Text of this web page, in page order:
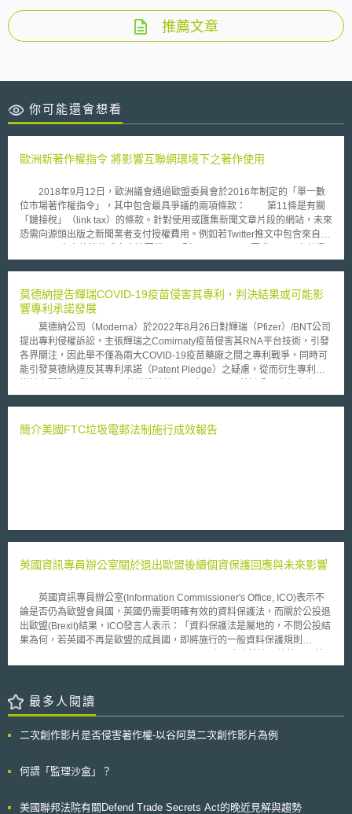
推薦文章
你可能還會想看
歐洲新著作權指令 將影響互聯網環境下之著作使用
2018年9月12日，歐洲議會通過歐盟委員會於2016年制定的「單一數
位市場著作權指令」，其中包含最具爭議的兩項條款： 第11條是有關
「鏈接稅」（link tax）的條款。針對使用或匯集新聞文章片段的網站，未來
恐需向源頭出版之新聞業者支付授權費用。例如若Twitter推文中包含來自
權費用。 第13條則是有關「上傳過濾器」（upload filter）或稱
者侵害著作權的監控責任，要求如Google和Facebook等業者，須使用強制
內容過濾的軟體以清除違規行為，且須建立快速刪除機制，避免侵害著作
洲議會之間的非正式談判。這三個組織將決定最終版本，約2018年12月提
交給歐盟法律事務委員會，最後於2019年1月再回到歐洲議會進行投票。
歐盟指令本身雖不是法律，如何解釋立法也將取決於各國，惟透過本次
歐洲議會的結果，可預見未來在歐洲市場，對於著作權人的保護與使用者的
莫德納提告輝瑞COVID-19疫苗侵害其專利，判決結果或可能影
響專利承諾發展
莫德納公司（Moderna）於2022年8月26日對輝瑞（Pfizer）/BNT公司
提出專利侵權訴訟，主張輝瑞之Comirnaty疫苗侵害其RNA平台技術，引發
各界關注，因此舉不僅為兩大COVID-19疫苗藥廠之間之專利戰爭，同時可
能引發莫德納違反其專利承諾（Patent Pledge）之疑慮，從而衍生專利承
承諾：「於大流行繼續的同時，莫德納不會針對那些旨在製造對抗大流行疫
於2022年3月7日，莫德納更改其承諾（第二次專利承諾），永遠不會針對
共授權」（public license）行為，為專利權之書面授權且適用於任何希望
（promissory estoppel）之法理，亦不能隨意撤回該承諾或追溯撤銷其已授
予之權利；且由於第一次承諾中所述之「大流行繼續（while the pandemic
continues）」之條件在世界衛生組織未宣告疫情結束之前仍然存續，該承
諾應仍繼續有效。惟亦有認為莫德納應得以第二次專利承諾可取代第一次專
引發許多討論，未來於此訴訟案件中法院如何評價莫德納之專利承諾以及對
改其承諾，並於後續得以訴訟手段提告運用其專利之第三人，或有可能影響
公眾對於專利承諾信任或利用意願；而若專利承諾不能任意修改，企業須受
專利承諾應對危難。因此，此案後續發展將對整體專利承諾與授權影響重
簡介美國FTC垃圾電郵法制施行成效報告
英國資訊專員辦公室關於退出歐盟後續個資保護回應與未來影響
英國資訊專員辦公室(Information Commissioner's Office, ICO)表示不
論是否仍為歐盟會員國，英國仍需要明確有效的資料保護法，而關於公投退
出歐盟(Brexit)結果，ICO發言人表示：「資料保護法是屬地的，不問公投結
果為何，若英國不再是歐盟的成員國，即將施行的一般資料保護規則
若英國希望在平等條件下的歐盟單一市場進行交易，我們必須證明資料保護
保護監管框架。對於許多跨境經營的企業與服務而言，遵循資料保護法律與
歐盟一致性規範，既是企業組織，亦是消費者和公民所關注重點。ICO致力
護相當重要，且考量到經濟發展，ICO會向政府提出建議，英國相關法規之
國可能需爭取類似於瑞士、加拿大等，由歐盟執委會認定資料保護符合充足
仍具一致性，而目前資料從英國傳輸至第三國仍然需依標準契約條款
最多人閱讀
二次創作影片是否侵害著作權-以谷阿莫二次創作影片為例
何謂「監理沙盒」？
美國聯邦法院有關Defend Trade Secrets Act的晚近見解與趨勢